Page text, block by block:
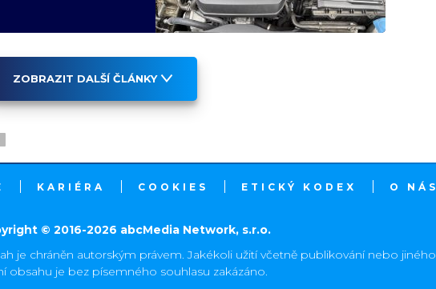
ZOBRAZIT DALŠÍ ČLÁNKY
KARIÉRA COOKIES ETICKÝ KODEX O NÁS
© 2016-2026 abcMedia Network, s.r.o.
je chráněn autorským právem. Jakékoli užití včetně publikování nebo jiného
obsahu je bez písemného souhlasu zakázáno.